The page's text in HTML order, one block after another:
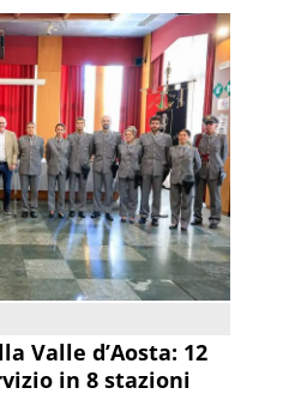
Valle d’Aosta: 12
in 8 stazioni